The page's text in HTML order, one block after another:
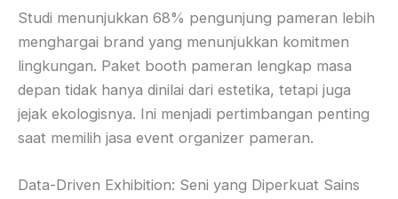
Studi menunjukkan 68% pengunjung pameran lebih
menghargai brand yang menunjukkan komitmen
lingkungan. Paket booth pameran lengkap masa
depan tidak hanya dinilai dari estetika, tetapi juga
jejak ekologisnya. Ini menjadi pertimbangan penting
saat memilih jasa event organizer pameran.
Data-Driven Exhibition: Seni yang Diperkuat Sains